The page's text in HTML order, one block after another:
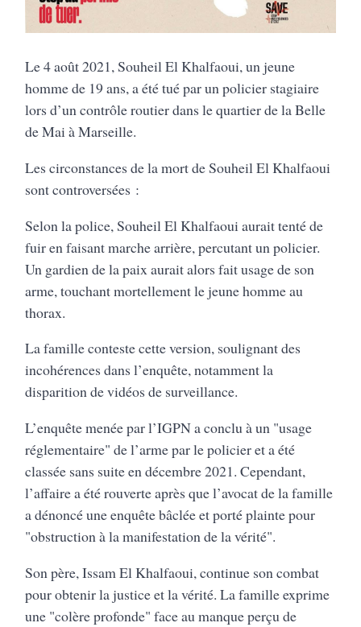
Le 4 août 2021, Souheil El Khalfaoui, un jeune
homme de 19 ans, a été tué par un policier stagiaire
lors d’un contrôle routier dans le quartier de la Belle
de Mai à Marseille.
Les circonstances de la mort de Souheil El Khalfaoui
sont controversées :
Selon la police, Souheil El Khalfaoui aurait tenté de
fuir en faisant marche arrière, percutant un policier.
Un gardien de la paix aurait alors fait usage de son
arme, touchant mortellement le jeune homme au
thorax.
La famille conteste cette version, soulignant des
incohérences dans l’enquête, notamment la
disparition de vidéos de surveillance.
L’enquête menée par l’IGPN a conclu à un "usage
réglementaire" de l’arme par le policier et a été
classée sans suite en décembre 2021. Cependant,
l’affaire a été rouverte après que l’avocat de la famille
a dénoncé une enquête bâclée et porté plainte pour
"obstruction à la manifestation de la vérité".
Son père, Issam El Khalfaoui, continue son combat
pour obtenir la justice et la vérité. La famille exprime
une "colère profonde" face au manque perçu de